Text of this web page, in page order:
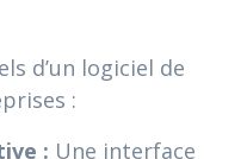
d’un logiciel de
:
: Une interface